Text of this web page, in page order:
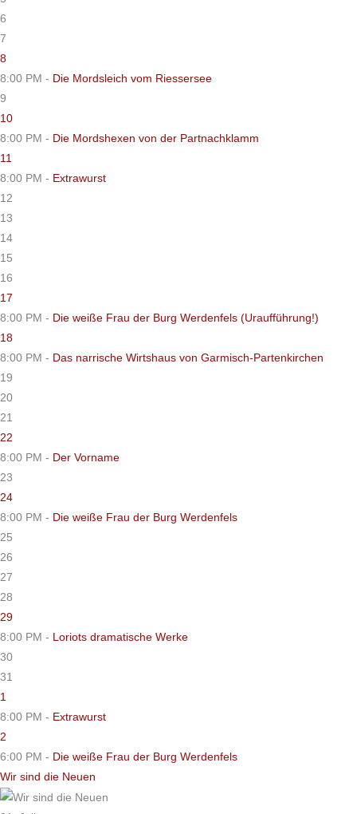
6
7
8
8:00 PM - Die Mordsleich vom Riessersee
9
10
8:00 PM - Die Mordshexen von der Partnachklamm
11
8:00 PM - Extrawurst
12
13
14
15
16
17
8:00 PM - Die weiße Frau der Burg Werdenfels (Uraufführung!)
18
8:00 PM - Das narrische Wirtshaus von Garmisch-Partenkirchen
19
20
21
22
8:00 PM - Der Vorname
23
24
8:00 PM - Die weiße Frau der Burg Werdenfels
25
26
27
28
29
8:00 PM -
Loriots dramatische Werke
30
31
1
8:00 PM - Extrawurst
2
6:00 PM - Die weiße Frau der Burg Werdenfels
Wir sind die Neuen